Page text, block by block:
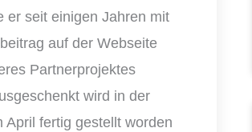
er seit einigen Jahren mit
auf der Webseite
Partnerprojektes
wird in der
fertig gestellt worden